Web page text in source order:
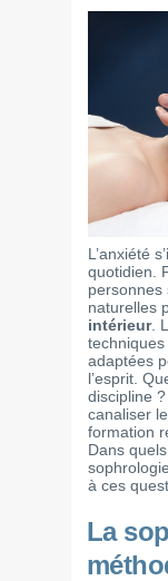
L’anxiété
quotidien.
personnes
naturelles
intérieur.
adaptées
l’esprit.
discipline
canaliser
formation
Dans
à ces
La